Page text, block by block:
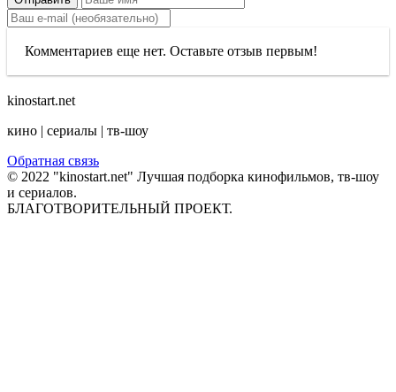
Комментариев еще нет. Оставьте отзыв первым!
kinostart.net
кино | сериалы | тв-шоу
Обратная связь
© 2022 "kinostart.net" Лучшая подборка кинофильмов, тв-шоу
и сериалов.
БЛАГОТВОРИТЕЛЬНЫЙ ПРОЕКТ.